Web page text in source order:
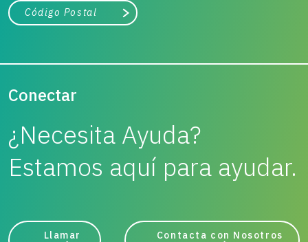
Ciudad, estado o código postal
Buscar
Conectar
¿Necesita Ayuda?
Estamos aquí para ayudar.
Llamar Contacta con Nosotros